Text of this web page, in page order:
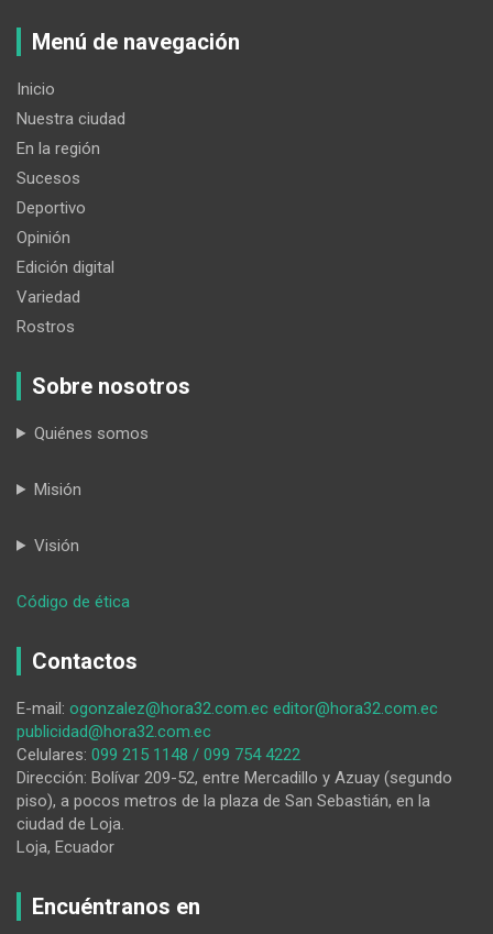
Menú de navegación
Inicio
Nuestra ciudad
En la región
Sucesos
Deportivo
Opinión
Edición digital
Variedad
Rostros
Sobre nosotros
Quiénes somos
Misión
Visión
Código de ética
el
Contactos
E-mail: ogonzalez@hora32.com.ec editor@hora32.com.ec
publicidad@hora32.com.ec
Celulares: 099 215 1148 / 099 754 4222
Dirección: Bolívar 209-52, entre Mercadillo y Azuay (segundo
piso), a pocos metros de la plaza de San Sebastián, en la
ciudad de Loja.
Loja, Ecuador
Encuéntranos en